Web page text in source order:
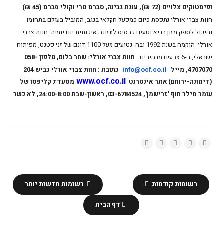
ופיסטוקים צלויים (72 ₪), עוגת גבינה, סברס טרי וקולי סברס (45 ₪)
חוות צברי אורלי נתפסת כיום כמפעל חקלאי בנגב, המוביל בעולם בתחומו
והיכול לספק מזון בריא וטעים כבסיס לתזונה איכותית יום יומית. חוות צברי
אורלי הוקמה בשנת 1992 ובה נטועים מעל 1100 דונם של זני פטנט, מפיתוח
ישראלי, ב-6 צבעים מרהיבים.
חוות צברי אורלי: שחר בלום, טלפון 058-
4707070, מייל
info@ocf.co.il
כתובת : חוות צברי אורלי כביש 204
(דימונה-ירוחם) אתר אינטרנט www.ocf.co.il מסעדת קליפסו של
עומר מילר חוף 'פרישמן', 03-6784524, ראשון-שבת 24:00-8:00, לא כשר
רשומות חדשות יותר רשומות קודמות
דף הבית